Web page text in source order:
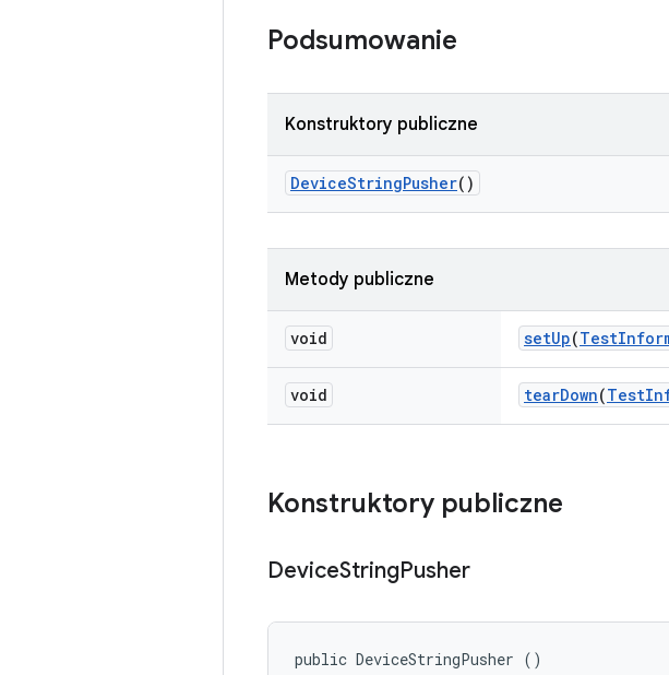
Podsumowanie
Konstruktory publiczne
DeviceStringPusher()
Metody publiczne
void setUp(Test
void tearDown(Test
Konstruktory publiczne
DeviceStringPusher
public DeviceStringPusher ()